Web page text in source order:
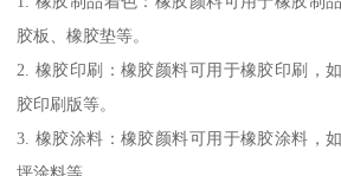
胶板、橡胶垫等。
2. 橡胶印刷：橡胶颜料可用于橡胶印刷，
胶印刷版等。
3. 橡胶涂料：橡胶颜料可用于橡胶涂料，